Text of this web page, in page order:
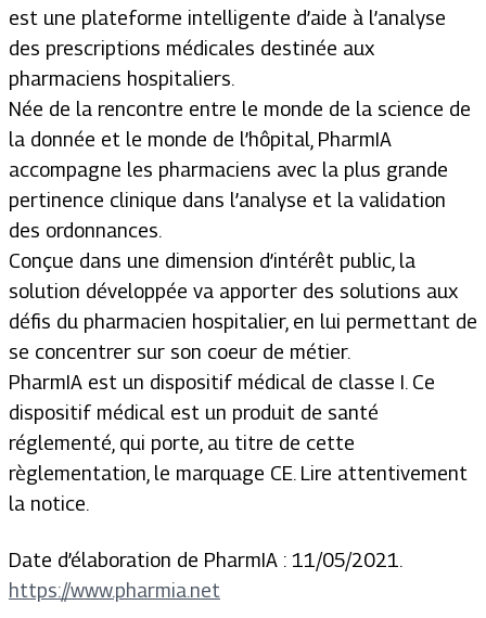
est une plateforme intelligente d’aide à l’analyse
des prescriptions médicales destinée aux
pharmaciens hospitaliers.
Née de la rencontre entre le monde de la science de
la donnée et le monde de l’hôpital, PharmIA
accompagne les pharmaciens avec la plus grande
pertinence clinique dans l’analyse et la validation
des ordonnances.
Conçue dans une dimension d’intérêt public, la
solution développée va apporter des solutions aux
défis du pharmacien hospitalier, en lui permettant de
se concentrer sur son coeur de métier.
PharmIA est un dispositif médical de classe I. Ce
dispositif médical est un produit de santé
réglementé, qui porte, au titre de cette
règlementation, le marquage CE. Lire attentivement
la notice.
Date d’élaboration de PharmIA : 11/05/2021.
https://www.pharmia.net